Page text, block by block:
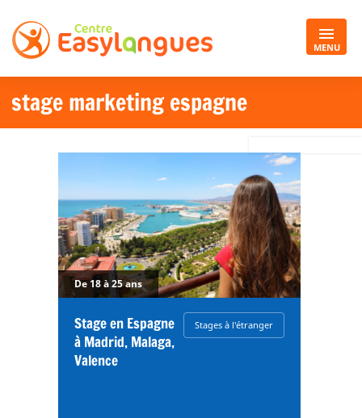
MENU
stage marketing espagne
De 18 à 25 ans
Stage en Espagne
à Madrid, Malaga,
Valence
Stages à l'étranger